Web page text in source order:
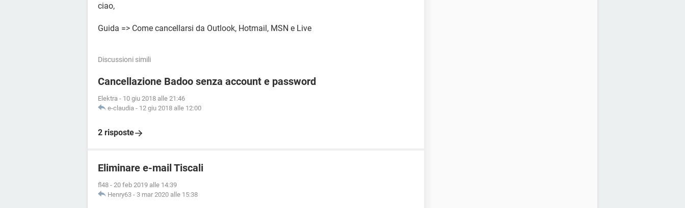
ciao,
Guida => Come cancellarsi da Outlook, Hotmail, MSN e Live
Discussioni simili
Cancellazione Badoo senza account e password
Elektra - 10 giu 2018 alle 21:46
e-claudia - 12 giu 2018 alle 12:00
2 risposte
Eliminare e-mail Tiscali
fl48 - 20 feb 2019 alle 14:39
Henry63 - 3 mar 2020 alle 15:38